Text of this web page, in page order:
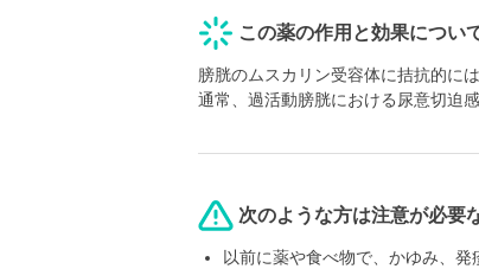
この薬の作用と効果につい
膀胱のムスカリン受容体に拮抗的に
通常、過活動膀胱における尿意切迫
次のような方は注意が必要
以前に薬や食べ物で、かゆみ、